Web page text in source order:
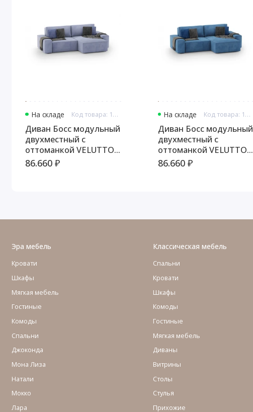
На складе Код товара: 13314
Диван Босс модульный
двухместный с
оттоманкой VELUTTO
049
86.660 ₽
На складе Код товара: 13315
Диван Босс модульный
двухместный с
оттоманкой VELUTTO
054
86.660 ₽
Эра мебель
Кровати
Шкафы
Мягкая мебель
Гостиные
Комоды
Cпальни
Джоконда
Мона Лиза
Натали
Мокко
Лара
Классическая мебель
Спальни
Кровати
Шкафы
Комоды
Гостиные
Мягкая мебель
Диваны
Витрины
Столы
Стулья
Прихожие